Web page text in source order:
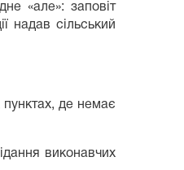
«але»: заповіт
надав сільський
пунктах, де немає
виконавчих